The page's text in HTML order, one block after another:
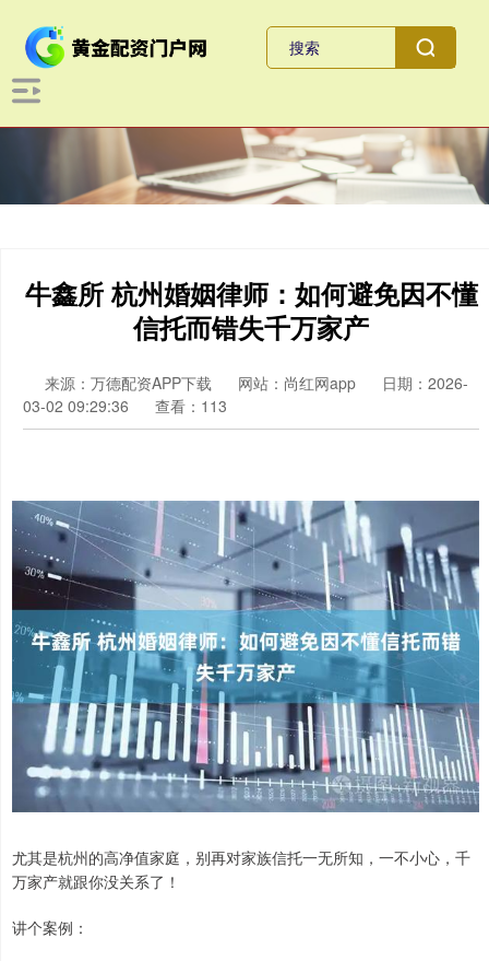
牛鑫所 杭州婚姻律师：如何避免因不懂
信托而错失千万家产
来源：万德配资APP下载 网站：尚红网app
日期：2026-
03-02 09:29:36
查看：113
尤其是杭州的高净值家庭，别再对家族信托一无所知，一不小心，千
万家产就跟你没关系了！
讲个案例：